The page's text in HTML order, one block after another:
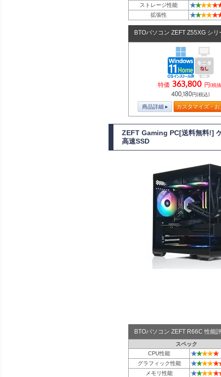
ストレージ性能 ★★★★★
拡張性 ★★★★★
BTOパソコン ZEFT Z55XG シリ
特価 363,800 円(税
400,180円(税込)
商品詳細 カスタマイズ・
ZEFT Gaming PC[送料無料!]
高速SSD
BTOパソコン ZEFT R66C 性能
スペック
CPU性能
★★★★★
グラフィック性能 ★★★★★
メモリ性能 ★★★★★